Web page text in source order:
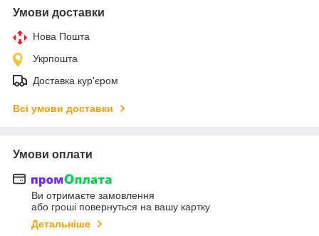
Умови доставки
Нова Пошта
Укрпошта
Доставка кур'єром
Всі умови доставки
Умови оплати
Ви отримаєте замовлення
або гроші повернуться на вашу картку
Детальніше